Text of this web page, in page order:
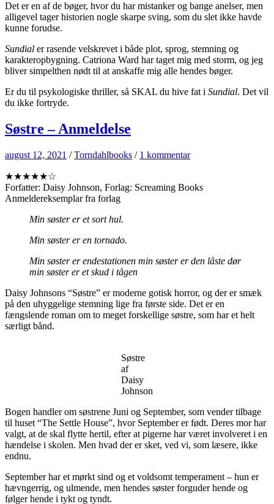
Det er en af de bøger, hvor du har mistanker og bange anelser, men
alligevel tager historien nogle skarpe sving, som du slet ikke havde
kunne forudse.
Sundial er rasende velskrevet i både plot, sprog, stemning og
karakteropbygning. Catriona Ward har taget mig med storm, og jeg
bliver simpelthen nødt til at anskaffe mig alle hendes bøger.
Er du til psykologiske thriller, så SKAL du hive fat i Sundial. Det vil
du ikke fortryde.
Søstre – Anmeldelse
august 12, 2021 /Torndahlbooks / 1 kommentar
★★★★★☆
Forfatter: Daisy Johnson, Forlag: Screaming Books
Anmeldereksemplar fra forlag
Min søster er et sort hul.
Min søster er en tornado.
Min søster er endestationen min søster er den låste dør
min søster er et skud i tågen
Daisy Johnsons “Søstre” er moderne gotisk horror, og der er smæk
på den uhyggelige stemning lige fra første side. Det er en
fængslende roman om to meget forskellige søstre, som har et helt
særligt bånd.
Søstre
af
Daisy
Johnson
Bogen handler om søstrene Juni og September, som vender tilbage
til huset “The Settle House”, hvor September er født. Deres mor har
valgt, at de skal flytte hertil, efter at pigerne har været involveret i en
hændelse i skolen. Men hvad der er sket, ved vi, som læsere, ikke
endnu.
September har et mørkt sind og et voldsomt temperament – hun er
hævngerrig, og ulmende, men hendes søster forguder hende og
følger hende i tykt og tyndt.